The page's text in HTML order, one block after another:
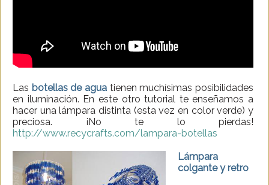
Las botellas de agua tienen muchísimas posibilidades
en iluminación. En este otro tutorial te enseñamos a
hacer una lámpara distinta (esta vez en color verde) y
preciosa. ¡No te lo pierdas!
http://www.recycrafts.com/lampara-botellas
Lámpara
colgante y retro